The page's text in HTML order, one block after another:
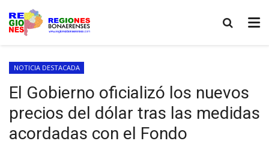
NOTICIA DESTACADA
El Gobierno oficializó los nuevos
precios del dólar tras las medidas
acordadas con el Fondo